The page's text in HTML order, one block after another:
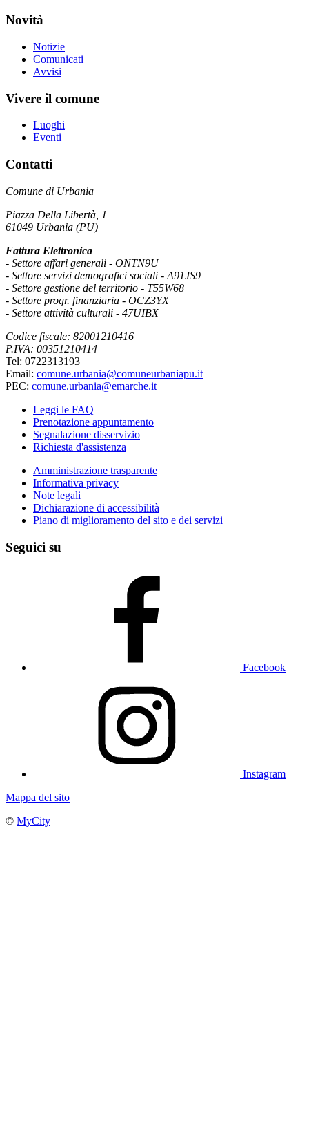
Novità
Notizie
Comunicati
Avvisi
Vivere il comune
Luoghi
Eventi
Contatti
Comune di Urbania
Piazza Della Libertà, 1
61049 Urbania (PU)
Fattura Elettronica
- Settore affari generali - ONTN9U
- Settore servizi demografici sociali - A91JS9
- Settore gestione del territorio - T55W68
- Settore progr. finanziaria - OCZ3YX
- Settore attività culturali - 47UIBX
Codice fiscale: 82001210416
P.IVA: 00351210414
Tel: 0722313193
Email: comune.urbania@comuneurbaniapu.it
PEC: comune.urbania@emarche.it
Leggi le FAQ
Prenotazione appuntamento
Segnalazione disservizio
Richiesta d'assistenza
Amministrazione trasparente
Informativa privacy
Note legali
Dichiarazione di accessibilità
Piano di miglioramento del sito e dei servizi
Seguici su
Facebook
Instagram
Mappa del sito
© MyCity